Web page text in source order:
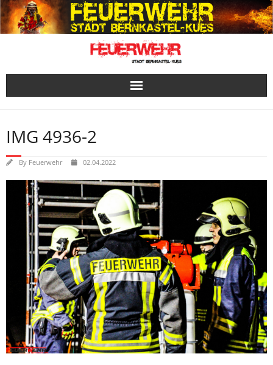
Skip
to
content
IMG 4936-2
By Feuerwehr 02.04.2022